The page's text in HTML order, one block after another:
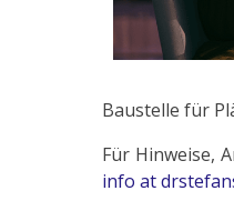
Baustelle für
Für Hinweise,
info at